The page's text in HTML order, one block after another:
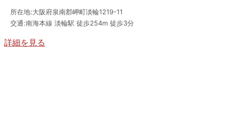
所在地:大阪府泉南郡岬町淡輪1219-11
交通:南海本線 淡輪駅 徒歩254m 徒歩3分
詳細を見る